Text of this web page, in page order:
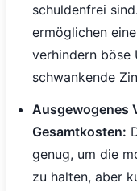
schuldenfrei
ermöglichen
verhindern böse
schwankende
Ausgewogenes
Gesamtkosten:
genug, um die
zu halten, aber